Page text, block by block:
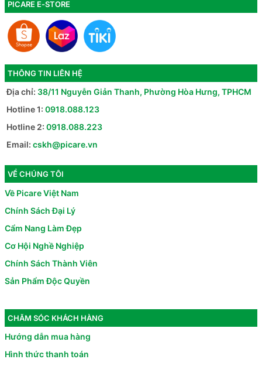
PICARE E-STORE
THÔNG TIN LIÊN HỆ
Địa chỉ: 38/11 Nguyễn Giản Thanh, Phường Hòa Hưng, TPHCM
Hotline 1: 0918.088.123
Hotline 2: 0918.088.223
Email: cskh@picare.vn
VỀ CHÚNG TÔI
Về Picare Việt Nam
Chính Sách Đại Lý
Cẩm Nang Làm Đẹp
Cơ Hội Nghề Nghiệp
Chính Sách Thành Viên
Sản Phẩm Độc Quyền
CHĂM SÓC KHÁCH HÀNG
Hướng dẫn mua hàng
Hình thức thanh toán